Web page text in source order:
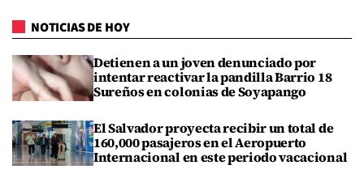
NOTICIAS DE HOY
Detienen a un joven denunciado por
intentar reactivar la pandilla Barrio 18
Sureños en colonias de Soyapango
El Salvador proyecta recibir un total de
160,000 pasajeros en el Aeropuerto
Internacional en este periodo vacacional